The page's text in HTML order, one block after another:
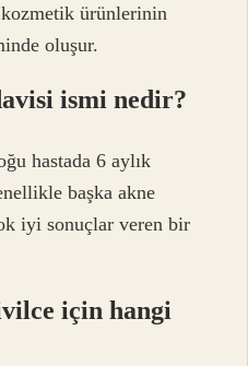
ürünlerinin
oluşur.
ismi nedir?
hastada 6 aylık
başka akne
iyi sonuçlar veren bir
için hangi